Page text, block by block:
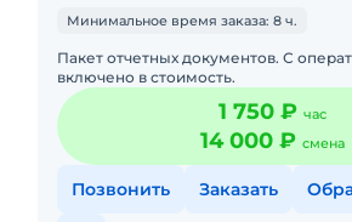
Минимальное время заказа: 8 ч.
Пакет отчетных документов. С
включено в стоимость.
1 750 ₽ час
14 000 ₽ смена
Позвонить Заказать